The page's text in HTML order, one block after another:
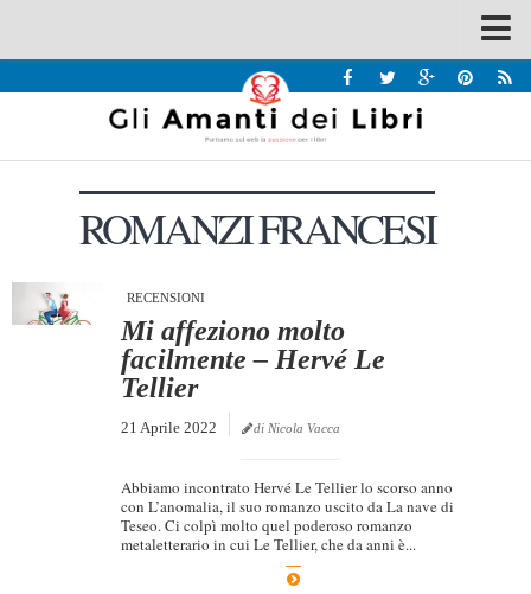
Recensioni
Interviste & Incontri
Bandi
Chi siamo
ROMANZI FRANCESI
RECENSIONI
Mi affeziono molto
facilmente – Hervé Le
Tellier
21 Aprile 2022 di Nicola Vacca
Abbiamo incontrato Hervé Le Tellier lo scorso anno
con L’anomalia, il suo romanzo uscito da La nave di
Teseo. Ci colpì molto quel poderoso romanzo
metaletterario in cui Le Tellier, che da anni è...